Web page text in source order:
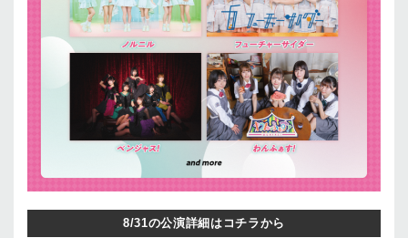
8/31の公演詳細はコチラから